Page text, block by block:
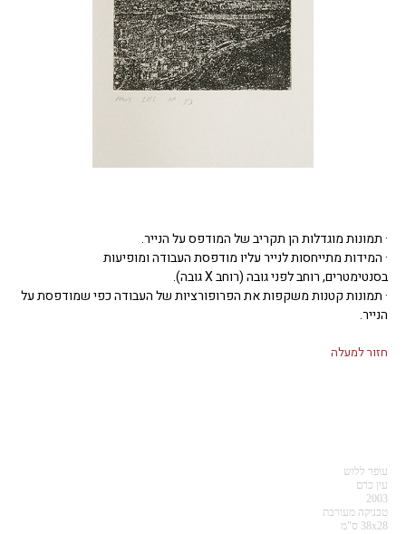
· תמונות מוגדלות הן תקריב של המודפס על הנייר.
· המידות מתייחסות לנייר עליו מודפסת העבודה ומופיעות
בסנטימטרים, רוחב לפני גובה (רוחב X גובה).
· תמונות קטנות משקפות את הפרופורציות של העבודה כפי שמודפסת על
הנייר.
חזור למעלה
עופר ללוש
עין כרם
2003
טכניקה מעורבת
38x28 ס"מ